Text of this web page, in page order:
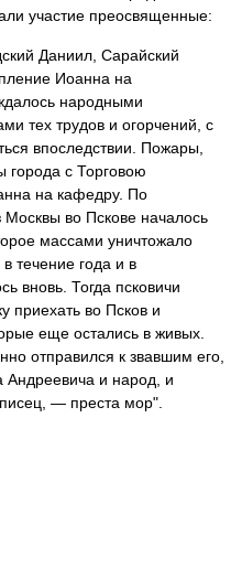
участие преосвященные:
Даниил, Сарайский
Иоанна на
народными
тех трудов и огорчений, с
впоследствии. Пожары,
города с Торговою
на кафедру. По
во Пскове началось
массами уничтожало
течение года и в
вновь. Тогда псковичи
приехать во Псков и
еще остались в живых.
отправился к звавшим его,
Андреевича и народ, и
— преста мор".